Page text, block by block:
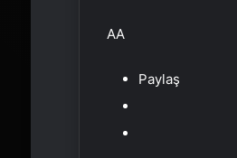
AA
Paylaş